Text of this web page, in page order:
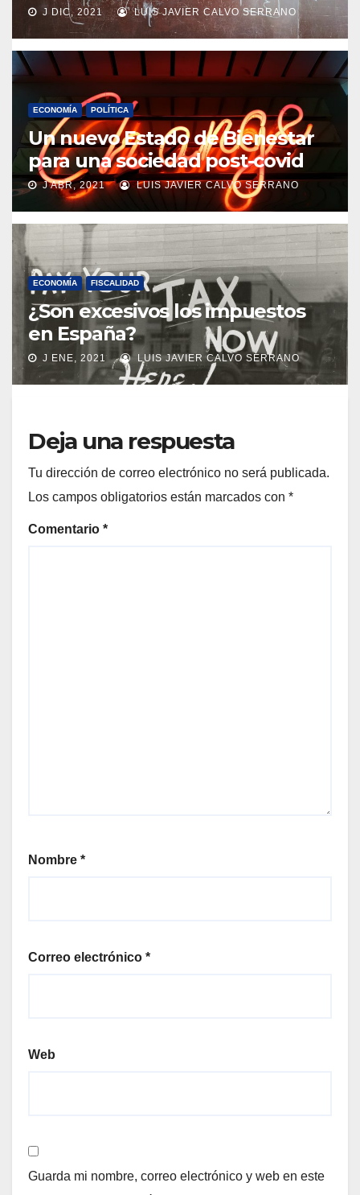
J DIC, 2021 LUIS JAVIER CALVO SERRANO
ECONOMÍA POLÍTICA
Un nuevo Estado de Bienestar
para una sociedad post-covid
J ABR, 2021 LUIS JAVIER CALVO SERRANO
ECONOMÍA FISCALIDAD
¿Son excesivos los impuestos
en España?
J ENE, 2021 LUIS JAVIER CALVO SERRANO
Deja una respuesta
Tu dirección de correo electrónico no será publicada.
Los campos obligatorios están marcados con *
Comentario *
Nombre *
Correo electrónico *
Web
Guarda mi nombre, correo electrónico y web en este